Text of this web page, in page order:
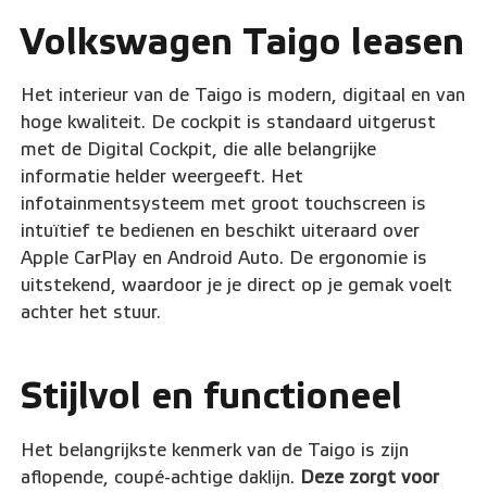
Volkswagen Taigo leasen
Het interieur van de Taigo is modern, digitaal en van
hoge kwaliteit. De cockpit is standaard uitgerust
met de Digital Cockpit, die alle belangrijke
informatie helder weergeeft. Het
infotainmentsysteem met groot touchscreen is
intuïtief te bedienen en beschikt uiteraard over
Apple CarPlay en Android Auto. De ergonomie is
uitstekend, waardoor je je direct op je gemak voelt
achter het stuur.
Stijlvol en functioneel
Het belangrijkste kenmerk van de Taigo is zijn
aflopende, coupé-achtige daklijn. Deze zorgt voor